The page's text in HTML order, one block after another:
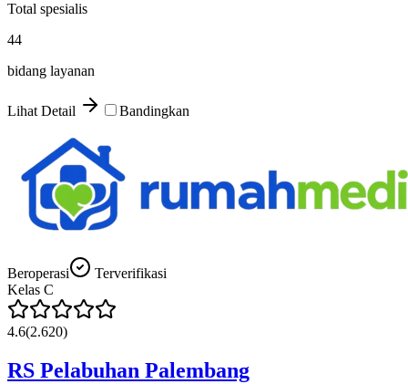
Total spesialis
44
bidang layanan
Lihat Detail Bandingkan
Beroperasi
Terverifikasi
Kelas C
4.6(2.620)
RS Pelabuhan Palembang